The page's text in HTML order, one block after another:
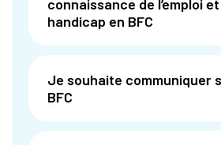
connaissance de l’emploi
handicap en BFC
Je souhaite communiquer
BFC